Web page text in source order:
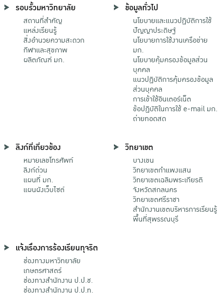
รอบรั้วมหาวิทยาลัย
สถานที่สำคัญ
แหล่งเรียนรู้
สิ่งอำนวยความสะดวก
กีฬาและสุขภาพ
ผลิตภัณฑ์ มก.
ข้อมูลทั่วไป
นโยบายและแนวปฏิบัติการใช้
ปัญญาประดิษฐ์
นโยบายการใช้งานเครือข่าย
มก.
นโยบายคุ้มครองข้อมูลส่วน
บุคคล
แนวปฏิบัติการคุ้มครองข้อมูล
ส่วนบุคคล
การเข้าใช้อินเตอร์เน็ต
ข้อปฏิบัติในการใช้ e-mail มก.
ถ่ายทอดสด
ลิงก์ที่เกี่ยวข้อง
หมายเลขโทรศัพท์
ลิงก์ด่วน
แผนที่ มก.
แผนผังเว็บไซต์
วิทยาเขต
บางเขน
วิทยาเขตกําแพงแสน
วิทยาเขตเฉลิมพระเกียรติ
จังหวัดสกลนคร
วิทยาเขตศรีราชา
สำนักงานเขตบริหารการเรียนรู้
พื้นที่สุพรรณบุรี
แจ้งเรื่องการร้องเรียนทุจริต
ช่องทางมหาวิทยาลัย
เกษตรศาสตร์
ช่องทางสำนักงาน ป.ป.ช.
ช่องทางสำนักงาน ป.ป.ท.